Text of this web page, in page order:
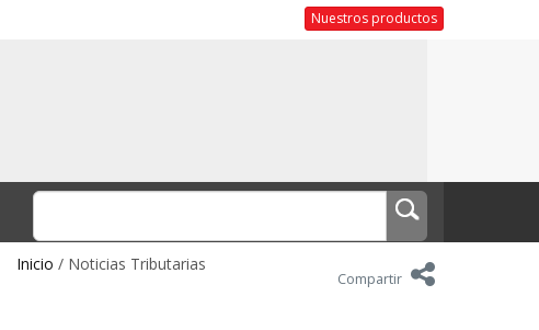
Nuestros productos
Inicio / Noticias Tributarias
Compartir